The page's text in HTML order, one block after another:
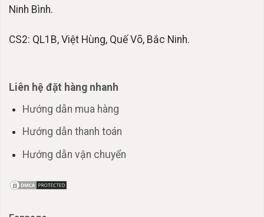
Ninh Bình.
CS2: QL1B, Việt Hùng, Quế Võ, Bắc Ninh.
Liên hệ đặt hàng nhanh
Hướng dẫn mua hàng
Hướng dẫn thanh toán
Hướng dẫn vận chuyển